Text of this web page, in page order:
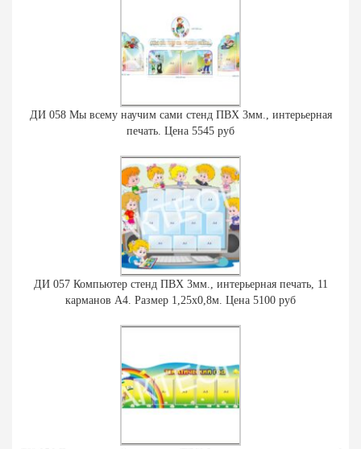
ДИ 058 Мы всему научим сами стенд ПВХ 3мм., интерьерная
печать. Цена 5545 руб
ДИ 057 Компьютер стенд ПВХ 3мм., интерьерная печать, 11
карманов А4. Размер 1,25х0,8м. Цена 5100 руб